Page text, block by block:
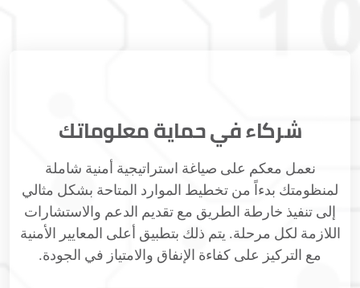
شركاء في حماية معلوماتك
نعمل معكم على صياغة استراتيجية أمنية شاملة
لمنظومتك بدءاً من تخطيط الموارد المتاحة بشكل مثالي
إلى تنفيذ خارطة الطريق مع تقديم الدعم والاستشارات
اللازمة لكل مرحلة. يتم ذلك بتطبيق أعلى المعايير الأمنية
مع التركيز على كفاءة الإنفاق والامتياز في الجودة.